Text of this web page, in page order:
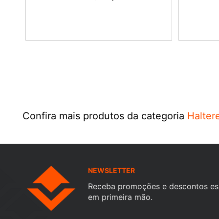
Confira mais produtos da categoria
NEWSLETTER
Receba promoções e descontos
em primeira mão.